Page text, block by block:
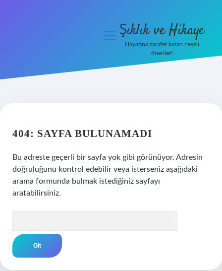
Olur
menüyüŞıklık ve Hikaye
Hayatına zarafet katan neşeli
öneriler!
404: SAYFA BULUNAMADI
Bu adreste geçerli bir sayfa yok gibi görünüyor. Adresin
doğruluğunu kontrol edebilir veya isterseniz aşağıdaki
arama formunda bulmak istediğiniz sayfayı
aratabilirsiniz.